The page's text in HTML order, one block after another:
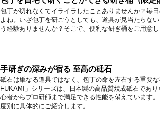
包丁が切れなくてイライラしたことありませんか？毎
よね。いざ包丁を研ごうとしても、道具が見当たらな
う経験ありませんか？そこで、便利な研ぎ桶をご用意し
手研ぎの深みが宿る 至高の砥石
砥石は単なる道具ではなく、包丁の命を左右する重要
FUKAMI」シリーズは、日本製の高品質焼成砥石であ
心者からプロ研師まで満足できる性能を備えています
度別に具体的にご紹介します。